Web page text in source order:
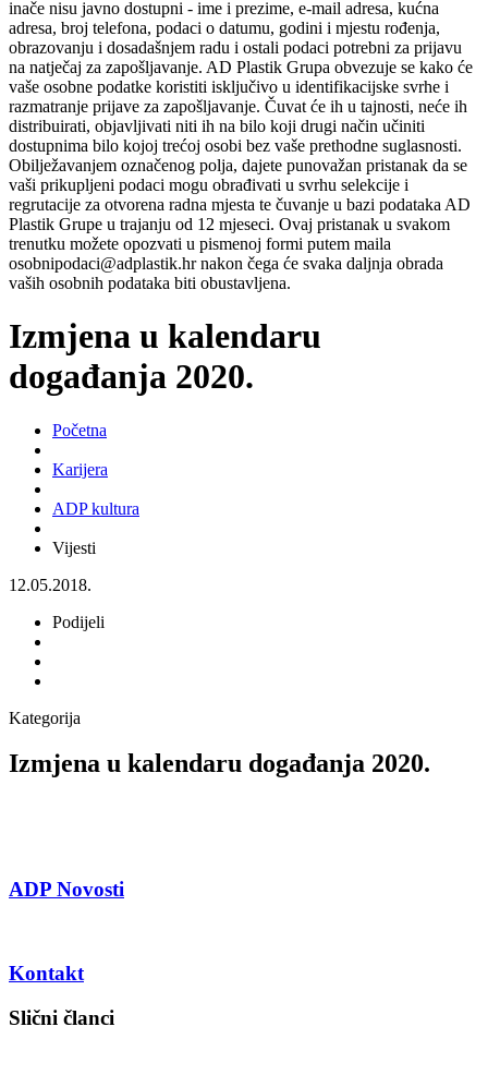
inače nisu javno dostupni - ime i prezime, e-mail adresa, kućna
adresa, broj telefona, podaci o datumu, godini i mjestu rođenja,
obrazovanju i dosadašnjem radu i ostali podaci potrebni za prijavu
na natječaj za zapošljavanje. AD Plastik Grupa obvezuje se kako će
vaše osobne podatke koristiti isključivo u identifikacijske svrhe i
razmatranje prijave za zapošljavanje. Čuvat će ih u tajnosti, neće ih
distribuirati, objavljivati niti ih na bilo koji drugi način učiniti
dostupnima bilo kojoj trećoj osobi bez vaše prethodne suglasnosti.
Obilježavanjem označenog polja, dajete punovažan pristanak da se
vaši prikupljeni podaci mogu obrađivati u svrhu selekcije i
regrutacije za otvorena radna mjesta te čuvanje u bazi podataka AD
Plastik Grupe u trajanju od 12 mjeseci. Ovaj pristanak u svakom
trenutku možete opozvati u pismenoj formi putem maila
osobnipodaci@adplastik.hr nakon čega će svaka daljnja obrada
vaših osobnih podataka biti obustavljena.
Izmjena u kalendaru
događanja 2020.
Početna
Karijera
ADP kultura
Vijesti
12.05.2018.
Podijeli
Kategorija
Izmjena u kalendaru događanja 2020.
ADP Novosti
Kontakt
Slični članci